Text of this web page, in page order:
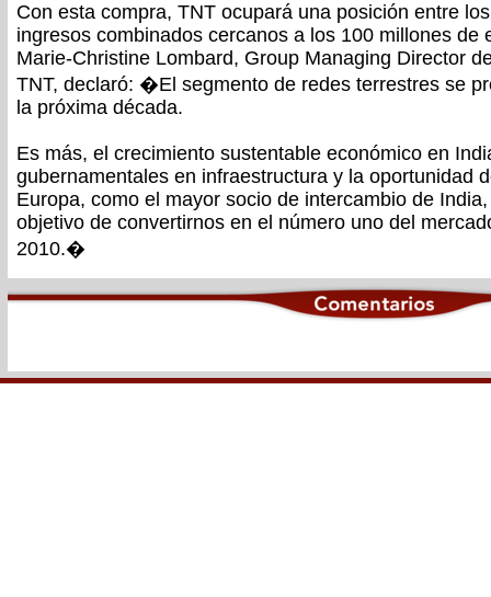
Con esta compra, TNT ocupará una posición entre
ingresos combinados cercanos a los 100 millones de
Marie-Christine Lombard, Group Managing Director
TNT, declaró: �El segmento de redes terrestres se
la próxima década.
Es más, el crecimiento sustentable económico en
gubernamentales en infraestructura y la oportunidad
Europa, como el mayor socio de intercambio de
objetivo de convertirnos en el número uno del
2010.�